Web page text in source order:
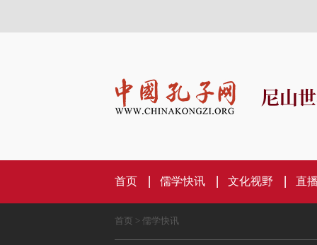
尼山
首页 儒学快讯 文化视野 直
首页 > 儒学快讯